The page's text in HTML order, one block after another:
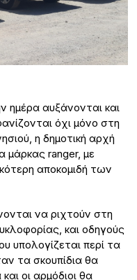
ημέρα αυξάνονται και
όχι μόνο στη
η δημοτική αρχή
μάρκας ranger, με
αποκομιδή των
να ριχτούν στη
και οδηγούς
υπολογίζεται περί τα
τα σκουπίδια θα
οι αρμόδιοι θα